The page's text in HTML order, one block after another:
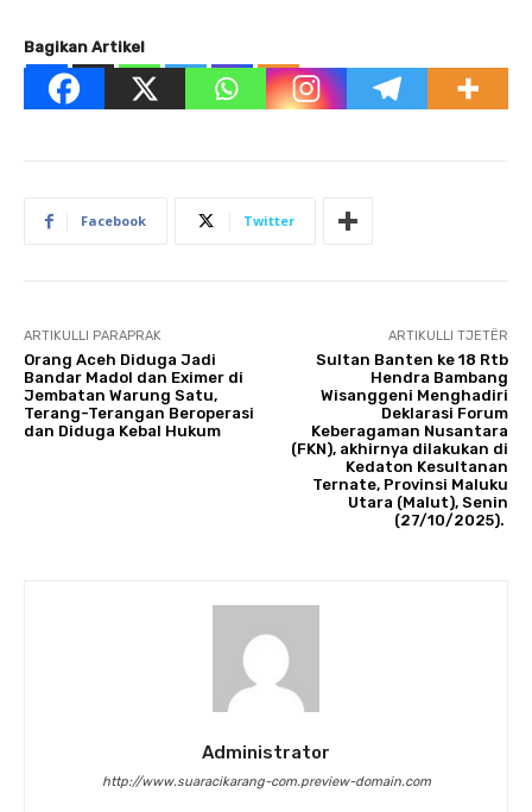
Bagikan Artikel
Facebook Twitter
ARTIKULLI PARAPRAK
Orang Aceh Diduga Jadi
Bandar Madol dan Eximer di
Jembatan Warung Satu,
Terang-Terangan Beroperasi
dan Diduga Kebal Hukum
ARTIKULLI TJETËR
Sultan Banten ke 18 Rtb
Hendra Bambang
Wisanggeni Menghadiri
Deklarasi Forum
Keberagaman Nusantara
(FKN), akhirnya dilakukan di
Kedaton Kesultanan
Ternate, Provinsi Maluku
Utara (Malut), Senin
(27/10/2025).
Administrator
http://www.suaracikarang-com.preview-domain.com